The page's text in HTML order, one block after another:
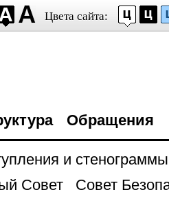
Цвета сайта:
Обращения
и стенограммы
Совет
Совет